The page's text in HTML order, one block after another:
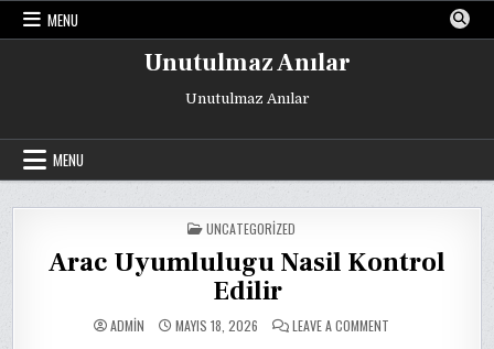
Skip
MENU
Unutulmaz Anılar
Unutulmaz Anılar
MENU
POSTED
IN
UNCATEGORIZED
Arac Uyumlulugu Nasil Kontrol
Edilir
ADMIN MAYIS 18, 2026 LEAVE A COMMENT